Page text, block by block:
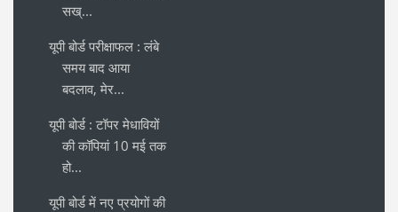
सख्...
यूपी बोर्ड परीक्षाफल : लंबे
समय बाद आया
बदलाव, मेर...
यूपी बोर्ड : टॉपर मेधावियों
की कॉपियां 10 मई तक
हो...
यूपी बोर्ड में नए प्रयोगों की